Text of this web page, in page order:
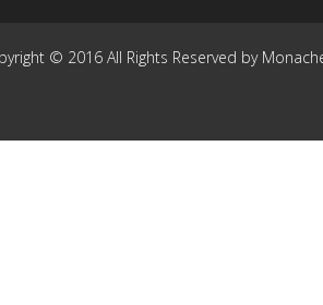
© 2016 All Rights Reserved by